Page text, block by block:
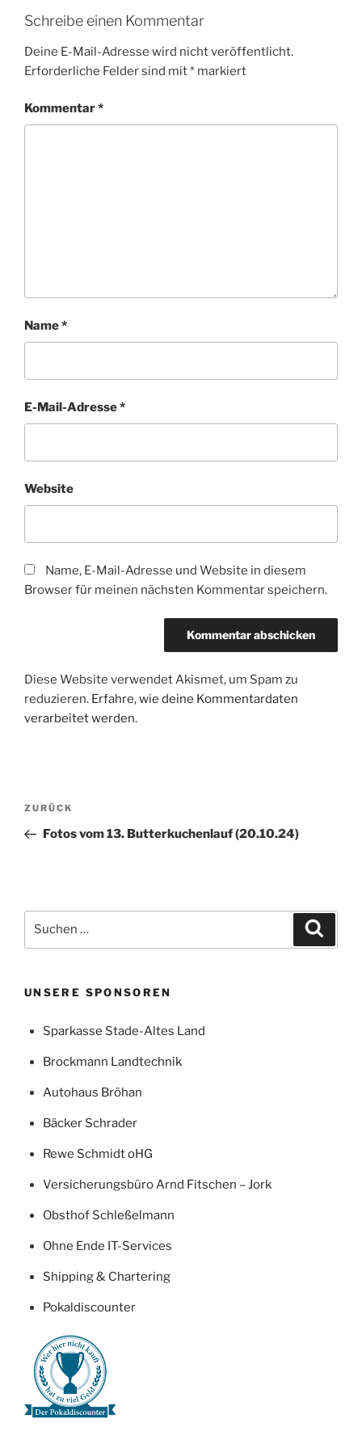
c
e
b
o
o
itt
er
at
s
A
p
l
le
n
Schreibe einen Kommentar
Deine E-Mail-Adresse wird nicht veröffentlicht.
Erforderliche Felder sind mit* markiert
Kommentar*
Name*
E-Mail-Adresse*
Website
Name, E-Mail-Adresse und Website in diesem
Browser für meinen nächsten Kommentar speichern.
Diese Website verwendet Akismet, um Spam zu
reduzieren. Erfahre, wie deine Kommentardaten
verarbeitet werden.
Beitragsnavigation
Vorheriger
Beitrag
ZURÜCK
Fotos vom 13. Butterkuchenlauf (20.10.24)
nach:
UNSERE SPONSOREN
Sparkasse Stade-Altes Land
Brockmann Landtechnik
Autohaus Bröhan
Bäcker Schrader
Rewe Schmidt oHG
Versicherungsbüro Arnd Fitschen – Jork
Obsthof Schleßelmann
Ohne Ende IT-Services
Shipping & Chartering
Pokaldiscounter